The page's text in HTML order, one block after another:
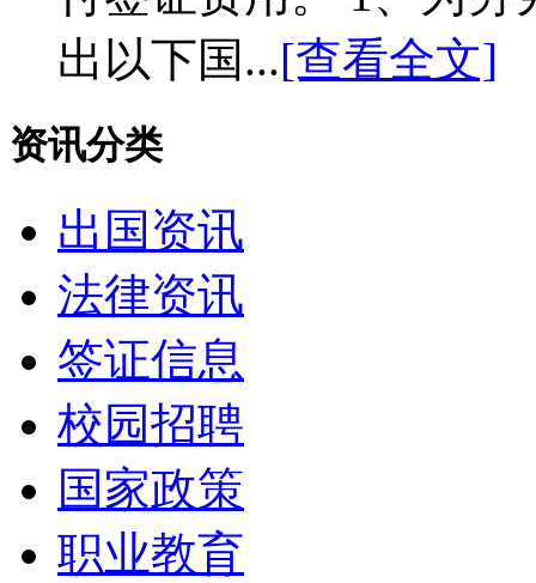
出以下国...[查看全文]
资讯分类
出国资讯
法律资讯
签证信息
校园招聘
国家政策
职业教育